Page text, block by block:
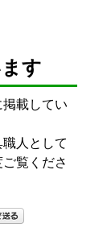
す
掲載してい
人として
覧くださ